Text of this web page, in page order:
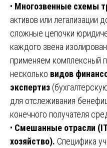
• Многозвенные схемы
активов или легализации
сложные цепочки
каждого звена
применяем комплексный
несколько видов
экспертиз
для отслеживания
конечного получателя
• Смешанные отрасли
хозяйство). Специфика